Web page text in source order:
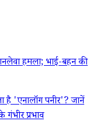
हमला; भाई-बहन की
'एनालॉग पनीर'? जानें
प्रभाव